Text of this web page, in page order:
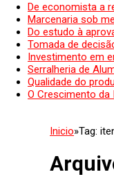
De economista a
Marcenaria sob
Do estudo à
Tomada de
Investimento em
Serralheria de
Qualidade do
O Crescimento da
Inicio»Tag: